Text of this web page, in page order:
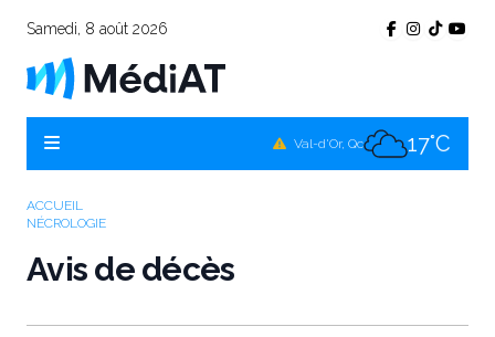
Samedi, 8 août 2026
Val-d'Or, Qc 17°C
ACCUEIL
NÉCROLOGIE
Avis de décès